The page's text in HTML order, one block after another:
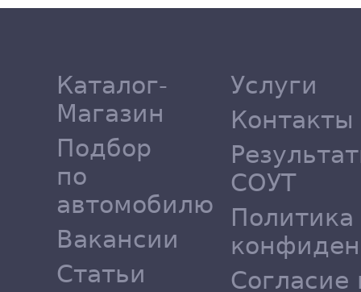
Каталог-
Магазин
Подбор
по
автомобилю
Вакансии
Статьи
Услуги
Контакты
СОУТ
Политика
Согласие